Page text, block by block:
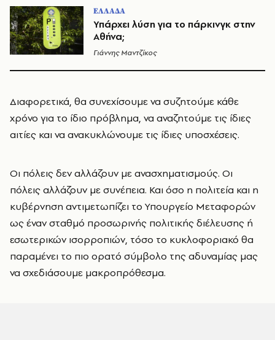
ΕΛΛΑΔΑ
Υπάρχει λύση για το πάρκινγκ στην
Αθήνα;
Γιάννης Μαντζίκος
Διαφορετικά, θα συνεχίσουμε να συζητούμε κάθε
χρόνο για το ίδιο πρόβλημα, να αναζητούμε τις ίδιες
αιτίες και να ανακυκλώνουμε τις ίδιες υποσχέσεις.
Οι πόλεις δεν αλλάζουν με ανασχηματισμούς. Οι
πόλεις αλλάζουν με συνέπεια. Και όσο η πολιτεία και η
κυβέρνηση αντιμετωπίζει το Υπουργείο Μεταφορών
ως έναν σταθμό προσωρινής πολιτικής διέλευσης ή
εσωτερικών ισορροπιών, τόσο το κυκλοφοριακό θα
παραμένει το πιο ορατό σύμβολο της αδυναμίας μας
να σχεδιάσουμε μακροπρόθεσμα.